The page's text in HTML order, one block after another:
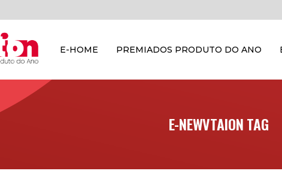
E-HOME PREMIADOS PRODUTO DO ANO
E-NEWVTAION TAG